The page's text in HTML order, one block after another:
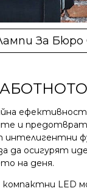
За Бюро
и
осигурят
на деня.
LED